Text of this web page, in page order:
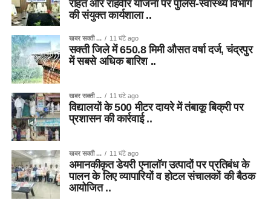
राहत और राहवीर योजना पर पुलिस-स्वास्थ्य विभाग
की संयुक्त कार्यशाला ..
खबर सक्ती ... 11 घंटे ago
सक्ती जिले में 650.8 मिमी औसत वर्षा दर्ज, चंद्रपुर
में सबसे अधिक बारिश ..
खबर सक्ती ... 11 घंटे ago
विद्यालयों के 500 मीटर दायरे में तंबाकू बिक्री पर
प्रशासन की कार्रवाई ..
खबर सक्ती ... 11 घंटे ago
अमानकीकृत डेयरी एनालॉग उत्पादों पर प्रतिबंध के
पालन के लिए व्यापारियों व होटल संचालकों की बैठक
आयोजित ..